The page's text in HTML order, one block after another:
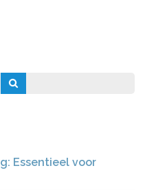
Essentieel voor